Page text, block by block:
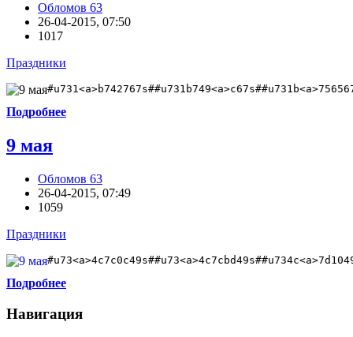
Обломов 63
26-04-2015, 07:50
1017
Праздники
Подробнее
9 мая
Обломов 63
26-04-2015, 07:49
1059
Праздники
Подробнее
Навигация